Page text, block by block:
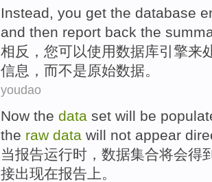
Instead, you get the database
and then report back the
相反 ， 您可以使用数据库引擎来
信息， 而不是原始数据。
youdao
Now the data set will be
the raw data will not appear
当报告运行时 ， 数据集合将会得
接出现在报告 上。